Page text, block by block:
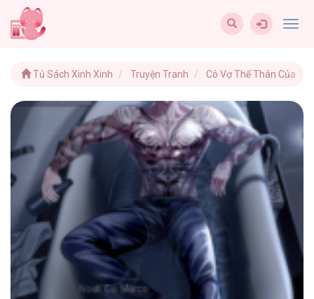
Tủ Sách Xinh Xinh Truyện Tranh Cô Vợ Thế Thân Của Tỉ